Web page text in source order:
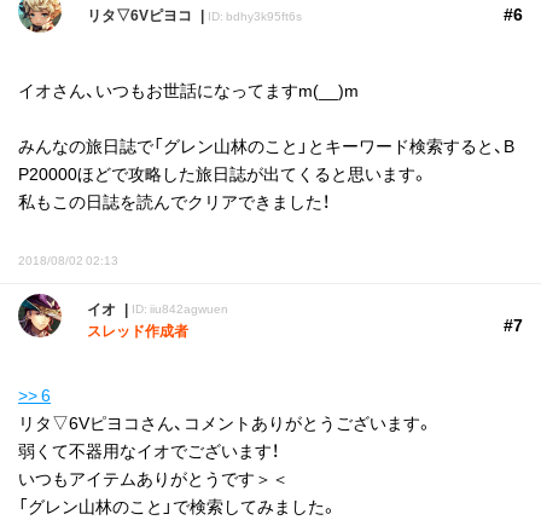
リタ▽6Vピヨコ ID: bdhy3k95ft6s #6
イオさん、いつもお世話になってますm(__)m
みんなの旅日誌で「グレン山林のこと」とキーワード検索すると、B
P20000ほどで攻略した旅日誌が出てくると思います。
私もこの日誌を読んでクリアできました！
2018/08/02 02:13
イオ ID: iiu842agwuen
スレッド作成者 #7
>> 6
リタ▽6Vピヨコさん、コメントありがとうございます。
弱くて不器用なイオでございます！
いつもアイテムありがとうです＞＜
「グレン山林のこと」で検索してみました。